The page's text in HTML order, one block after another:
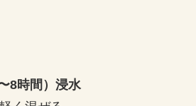
8時間）浸水